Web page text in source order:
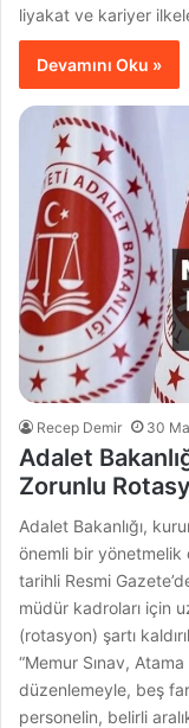
liyakat ve kariyer
Devamını Oku »
Recep Demir 30
Adalet
Zorunlu
Adalet Bakanlığı,
önemli bir yönetmelik
tarihli Resmi
müdür kadroları için
(rotasyon) şartı
“Memur Sınav,
düzenlemeyle, beş
personelin, belirli